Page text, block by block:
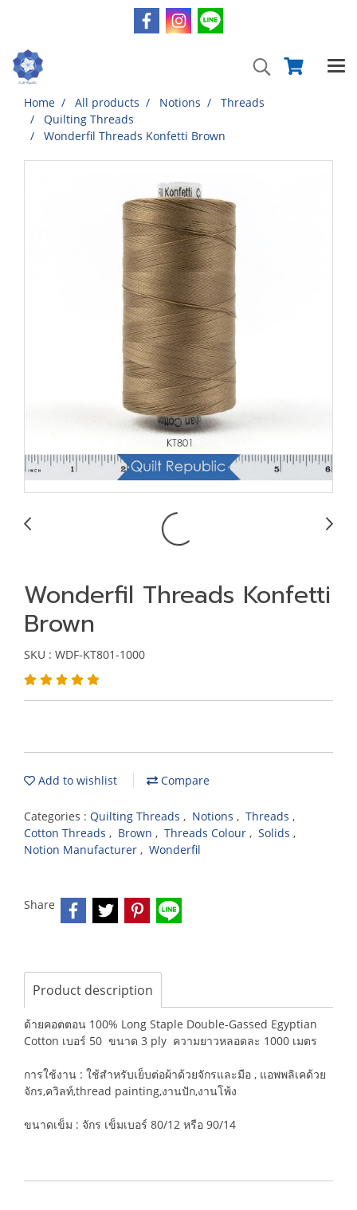
Home All products Notions
Threads
Quilting Threads
Wonderfil Threads Konfetti Brown
Wonderfil Threads Konfetti
Brown
SKU : WDF-KT801-1000
Add to wishlist Compare
Categories : Quilting Threads , Notions , Threads ,
Cotton Threads , Brown , Threads Colour , Solids ,
Notion Manufacturer , Wonderfil
Share
Product description
ด้ายคอตตอน 100% Long Staple Double-Gassed Egyptian
Cotton เบอร์ 50 ขนาด 3 ply ความยาวหลอดละ 1000 เมตร
การใช้งาน : ใช้สำหรับเย็บต่อผ้าด้วยจักรและมือ , แอพพลิเคด้วย
จักร,ควิลท์,thread painting,งานปัก,งานโพ้ง
ขนาดเข็ม : จักร เข็มเบอร์ 80/12 หรือ 90/14